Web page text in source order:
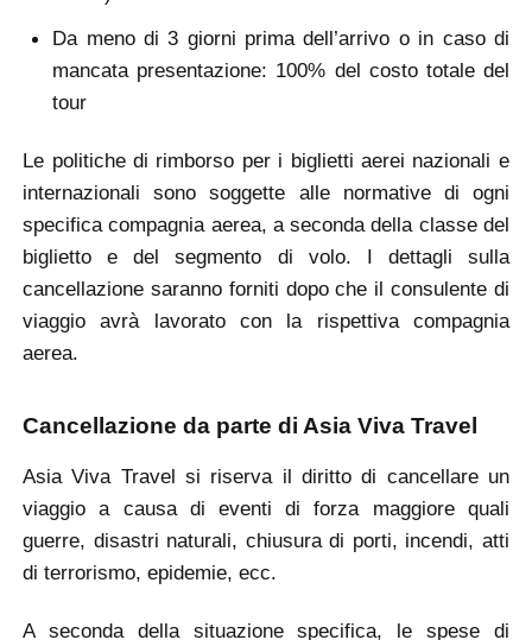
Da meno di 3 giorni prima dell’arrivo o in caso di
mancata presentazione: 100% del costo totale del
tour
Le politiche di rimborso per i biglietti aerei nazionali e
internazionali sono soggette alle normative di ogni
specifica compagnia aerea, a seconda della classe del
biglietto e del segmento di volo. I dettagli sulla
cancellazione saranno forniti dopo che il consulente di
viaggio avrà lavorato con la rispettiva compagnia
aerea.
Cancellazione da parte di Asia Viva Travel
Asia Viva Travel si riserva il diritto di cancellare un
viaggio a causa di eventi di forza maggiore quali
guerre, disastri naturali, chiusura di porti, incendi, atti
di terrorismo, epidemie, ecc.
A seconda della situazione specifica, le spese di